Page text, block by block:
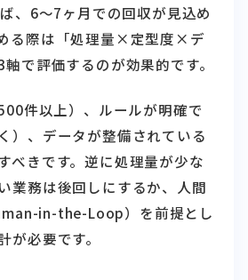
、6〜7ヶ月での回収が見込め
る際は「処理量×定型度×デ
で評価するのが効果的です。
件以上）、ルールが明確で
）、データが整備されている
べきです。逆に処理量が少な
業務は後回しにするか、人間
in-the-Loop）を前提とし
が必要です。